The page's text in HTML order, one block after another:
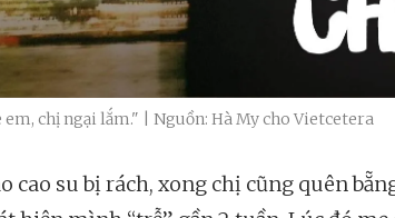
chị ngại lắm." | Nguồn: Hà My cho Vietcetera
cao su bị rách, xong chị cũng quên